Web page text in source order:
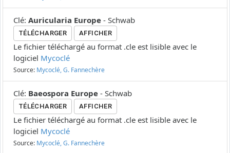
Clé: Auricularia Europe - Schwab
TÉLÉCHARGER AFFICHER
Le fichier téléchargé au format .cle est lisible avec le
logiciel Mycoclé
Source: Mycoclé, G. Fannechère
Clé: Baeospora Europe - Schwab
TÉLÉCHARGER AFFICHER
Le fichier téléchargé au format .cle est lisible avec le
logiciel Mycoclé
Source: Mycoclé, G. Fannechère